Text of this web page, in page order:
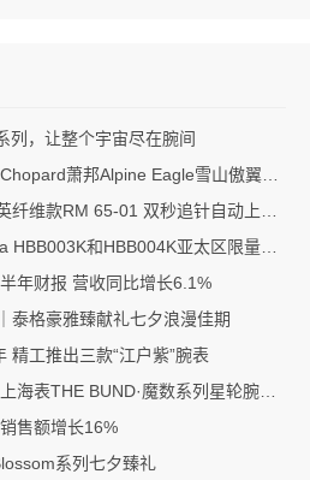
列，让整个宇宙尽在腕间
萧邦Alpine Eagle雪山傲翼系列时计臻选
款RM 65-01 双秒追针自动上链计时码表
和HBB004K亚太区限量版腕表
年财报 营收同比增长6.1%
泰格豪雅臻献礼七夕浪漫佳期
精工推出三款“江户紫”腕表
BUND·魔数系列星轮腕表焕新双面登场
售额增长16%
系列七夕臻礼